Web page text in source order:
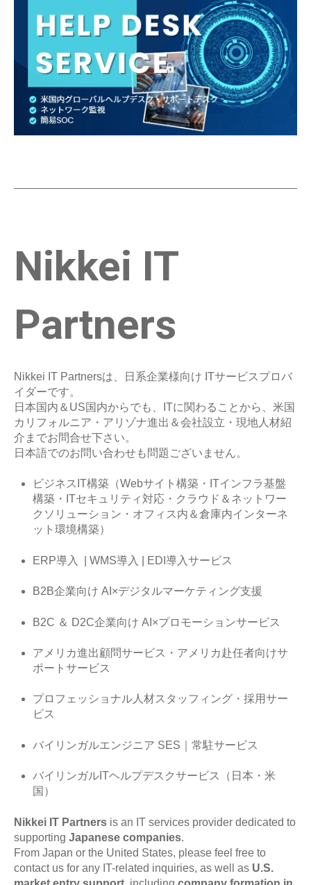
Nikkei IT
Partners
Nikkei IT Partnersは、日系企業様向け ITサービスプロバ
イダーです。
日本国内＆US国内からでも、ITに関わることから、米国
カリフォルニア・アリゾナ進出＆会社設立・現地人材紹
介までお問合せ下さい。
日本語でのお問い合わせも問題ございません。
ビジネスIT構築（Webサイト構築・ITインフラ基盤
構築・ITセキュリティ対応・クラウド＆ネットワー
クソリューション・オフィス内＆倉庫内インターネ
ット環境構築）
ERP導入 | WMS導入 | EDI導入サービス
B2B企業向け AI×デジタルマーケティング支援
B2C ＆ D2C企業向けAI×プロモーションサービス
アメリカ進出顧問サービス・アメリカ赴任者向けサ
ポートサービス
プロフェッショナル人材スタッフィング・採用サー
ビス
バイリンガルエンジニア SES｜常駐サービス
バイリンガルITヘルプデスクサービス（日本・米
国）
Nikkei IT Partners is an IT services provider dedicated to
supporting Japanese companies.
From Japan or the United States, please feel free to
contact us for any IT-related inquiries, as well as U.S.